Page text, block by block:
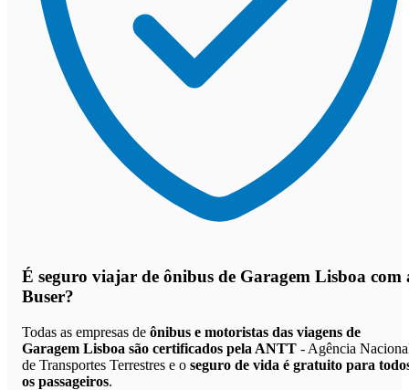
É seguro viajar de ônibus de Garagem Lisboa com
Buser?
Todas as empresas de ônibus e motoristas das viagens de
Garagem Lisboa são certificados pela ANTT - Agência
de Transportes Terrestres e o seguro de vida é gratuito para
os passageiros.